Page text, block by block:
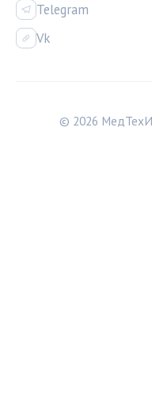
Telegram
Vk
© 2026